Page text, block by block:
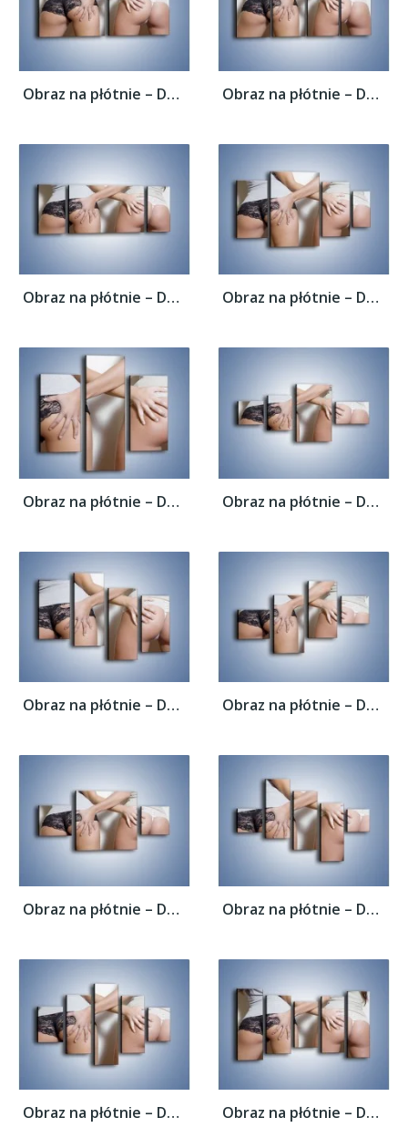
Obraz na płótnie – Dotyk przyjaznych dłoni... Obraz na płótnie – Dotyk przyjaznych dłoni...
Obraz na płótnie – Dotyk przyjaznych dłoni... Obraz na płótnie – Dotyk przyjaznych dłoni...
Obraz na płótnie – Dotyk przyjaznych dłoni... Obraz na płótnie – Dotyk przyjaznych dłoni...
Obraz na płótnie – Dotyk przyjaznych dłoni... Obraz na płótnie – Dotyk przyjaznych dłoni...
Obraz na płótnie – Dotyk przyjaznych dłoni... Obraz na płótnie – Dotyk przyjaznych dłoni...
Obraz na płótnie – Dotyk przyjaznych dłoni... Obraz na płótnie – Dotyk przyjaznych dłoni...